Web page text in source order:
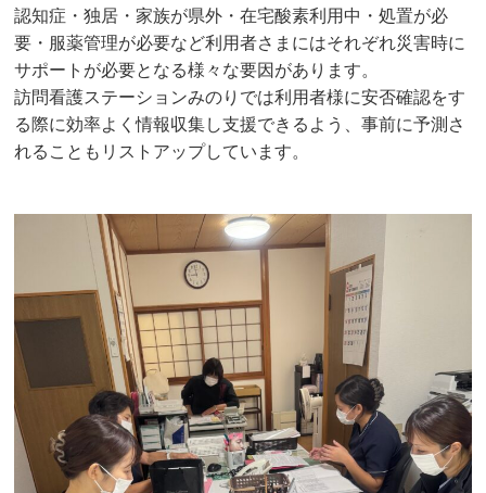
認知症・独居・家族が県外・在宅酸素利用中・処置が必
要・服薬管理が必要など利用者さまにはそれぞれ災害時に
サポートが必要となる様々な要因があります。
訪問看護ステーションみのりでは利用者様に安否確認をす
る際に効率よく情報収集し支援できるよう、事前に予測さ
れることもリストアップしています。